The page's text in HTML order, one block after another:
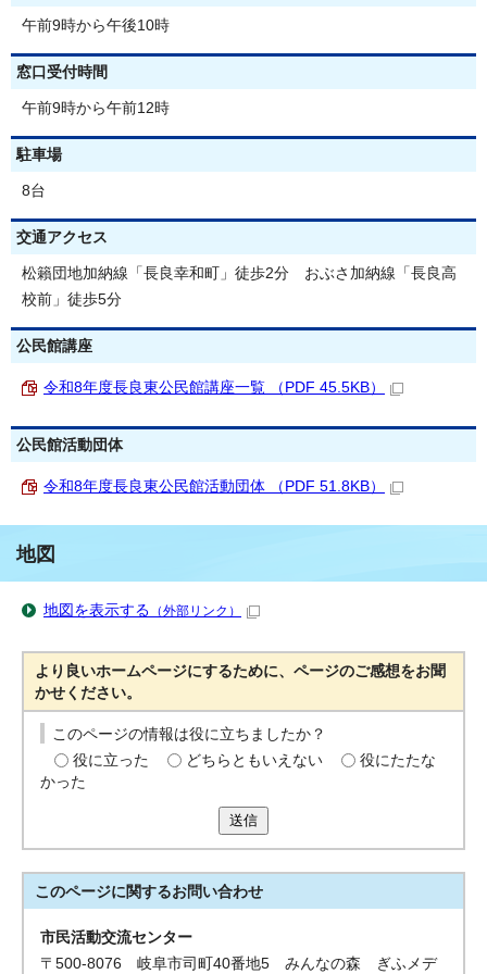
午前9時から午後10時
窓口受付時間
午前9時から午前12時
駐車場
8台
交通アクセス
松籟団地加納線「長良幸和町」徒歩2分 おぶさ加納線「長良高
校前」徒歩5分
公民館講座
令和8年度長良東公民館講座一覧 （PDF 45.5KB）
公民館活動団体
令和8年度長良東公民館活動団体 （PDF 51.8KB）
地図
地図を表示する （外部リンク）
より良いホームページにするために、ページのご感想をお聞
かせください。
このページの情報は役に立ちましたか？
役に立った
どちらともいえない
役にたたな
かった
送信
このページに関するお問い合わせ
市民活動交流センター
〒500-8076 岐阜市司町40番地5 みんなの森 ぎふメデ